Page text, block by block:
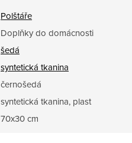
Polštáře
Doplňky do domácnosti
šedá
syntetická tkanina
černošedá
syntetická tkanina, plast
70x30 cm